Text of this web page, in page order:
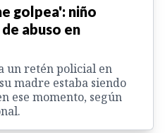
golpea': niño
abuso en
un retén policial en
madre estaba siendo
ese momento, según